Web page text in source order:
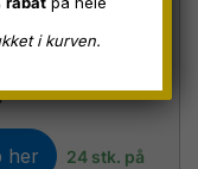
249,00
her 24 stk. på
i kurven.